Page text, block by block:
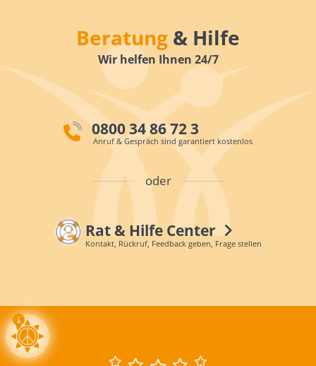
Beratung & Hilfe
Wir helfen Ihnen 24/7
0800 34 86 72 3
Anruf & Gespräch sind garantiert kostenlos
oder
Rat & Hilfe Center
Kontakt, Rückruf, Feedback geben, Frage stellen